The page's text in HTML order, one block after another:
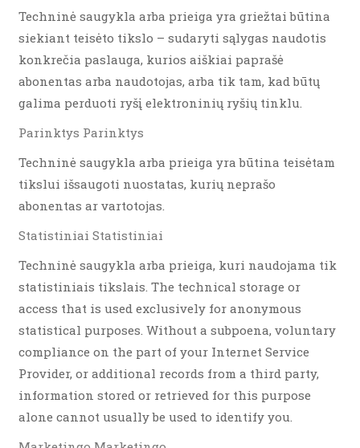
Techninė saugykla arba prieiga yra griežtai būtina
siekiant teisėto tikslo – sudaryti sąlygas naudotis
konkrečia paslauga, kurios aiškiai paprašė
abonentas arba naudotojas, arba tik tam, kad būtų
galima perduoti ryšį elektroninių ryšių tinklu.
Parinktys Parinktys
Techninė saugykla arba prieiga yra būtina teisėtam
tikslui išsaugoti nuostatas, kurių neprašo
abonentas ar vartotojas.
Statistiniai Statistiniai
Techninė saugykla arba prieiga, kuri naudojama tik
statistiniais tikslais. The technical storage or
access that is used exclusively for anonymous
statistical purposes. Without a subpoena, voluntary
compliance on the part of your Internet Service
Provider, or additional records from a third party,
information stored or retrieved for this purpose
alone cannot usually be used to identify you.